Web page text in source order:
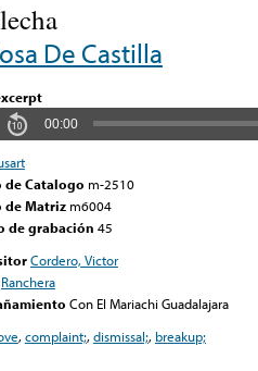
De Castilla
00:00
de Catalogo m-2510
de Matriz m6004
de grabación 45
Cordero, Victor
Ranchera
Con El Mariachi Guadalajara
,complaint;,dismissal;, breakup;